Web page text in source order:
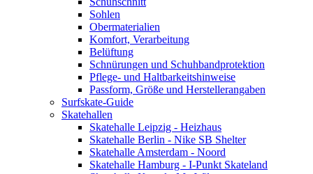
Sohlen
Obermaterialien
Komfort, Verarbeitung
Belüftung
Schnürungen und Schuhbandprotektion
Pflege- und Haltbarkeitshinweise
Passform, Größe und Herstellerangaben
Surfskate-Guide
Skatehallen
Skatehalle Leipzig - Heizhaus
Skatehalle Berlin - Nike SB Shelter
Skatehalle Amsterdam - Noord
Skatehalle Hamburg - I-Punkt Skateland